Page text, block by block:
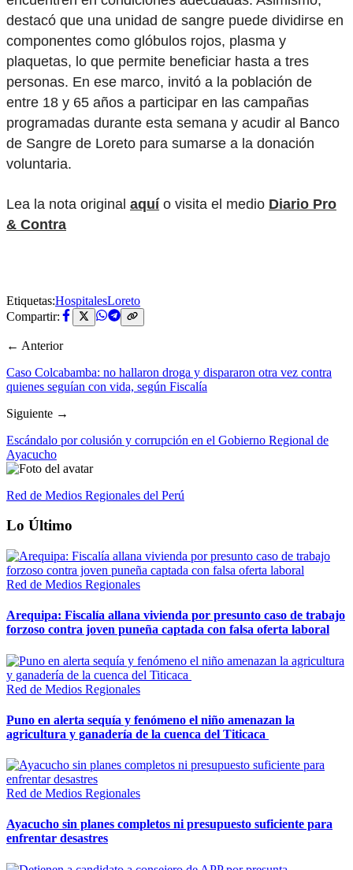
destacó que una unidad de sangre puede dividirse en
componentes como glóbulos rojos, plasma y
plaquetas, lo que permite beneficiar hasta a tres
personas. En ese marco, invitó a la población de
entre 18 y 65 años a participar en las campañas
programadas durante esta semana y acudir al Banco
de Sangre de Loreto para sumarse a la donación
voluntaria.
Lea la nota original aquí o visita el medio Diario Pro
& Contra
Etiquetas:HospitalesLoreto
Compartir:
← Anterior
Caso Colcabamba: no hallaron droga y dispararon otra vez contra
quienes seguían con vida, según Fiscalía
Siguiente →
Escándalo por colusión y corrupción en el Gobierno Regional de
Ayacucho
Red de Medios Regionales del Perú
Lo Último
Red de Medios Regionales
Arequipa: Fiscalía allana vivienda por presunto caso de trabajo
forzoso contra joven puneña captada con falsa oferta laboral
Red de Medios Regionales
Puno en alerta sequía y fenómeno el niño amenazan la
agricultura y ganadería de la cuenca del Titicaca
Red de Medios Regionales
Ayacucho sin planes completos ni presupuesto suficiente para
enfrentar desastres